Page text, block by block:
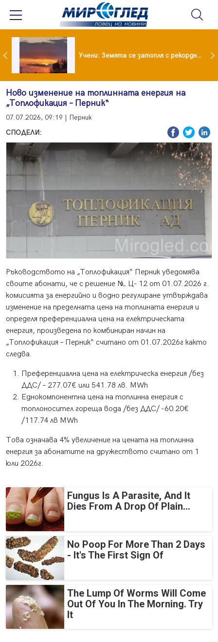
Испания предаде на Германия 70-годишен заподозрян за банков обир Учени: Земята се затопля с рекордни темпове
Ново изменение на топлинната енергия на
„Топлофикация – Перник“
07.07.2026, 09:19 | Перник
СПОДЕЛИ:
Ръководството на „Топлофикация“ Перник уведомява
своите абонати, че с решение № Ц- 12 от 01.07.2026 г.
комисията за енергийно и водно регулиране утвърждава
изменение на пределната цена на топлината енергия и
определя преференциална цена на електрическата
енергия, произведена по комбиниран начин на
„Топлофикация – Перник“ считано от 01.07.2026г както
следва.
Преференциална цена на електрическа енергия /без
ДДС/ – 277.07€ или 541.78 лв. MWh
Еднокомпонентна цена на топлинна енергия с
топлоносител гореща вода /без ДДС/ -60.20€
/117.74 лв MWh
Това означава 4% увеличение на цената на топлинна
енергия за абонатите на дружеството считано от 1
юли 2026г.
Fungus Is A Parasite, And It
Dies From A Drop Of Plain...
No Poop For More Than 2 Days
- It's The First Sign Of
The Lump Of Worms Will Come
Out Of You In The Morning. Try
It